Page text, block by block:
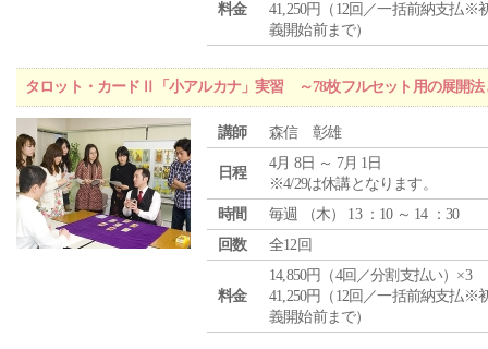
料金
41,250円（12回／一括前納支払※
義開始前まで）
タロット・カードⅡ「小アルカナ」実習 ～78枚フルセット用の展開法
講師 森信 彰雄
日程
4月 8日 ～ 7月 1日
※4/29は休講となります。
時間
毎週 （木） 13 ：10 ～ 14 ：30
回数
全12回
料金
14,850円（4回／分割支払い）×3
41,250円（12回／一括前納支払※
義開始前まで）